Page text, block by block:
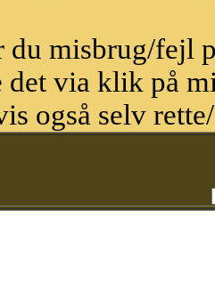
du misbrug/fejl
det via klik på
også selv